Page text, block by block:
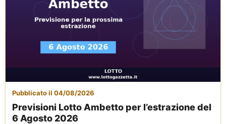
Pubblicato il 04/08/2026
Previsioni Lotto Ambetto per l’estrazione del
6 Agosto 2026